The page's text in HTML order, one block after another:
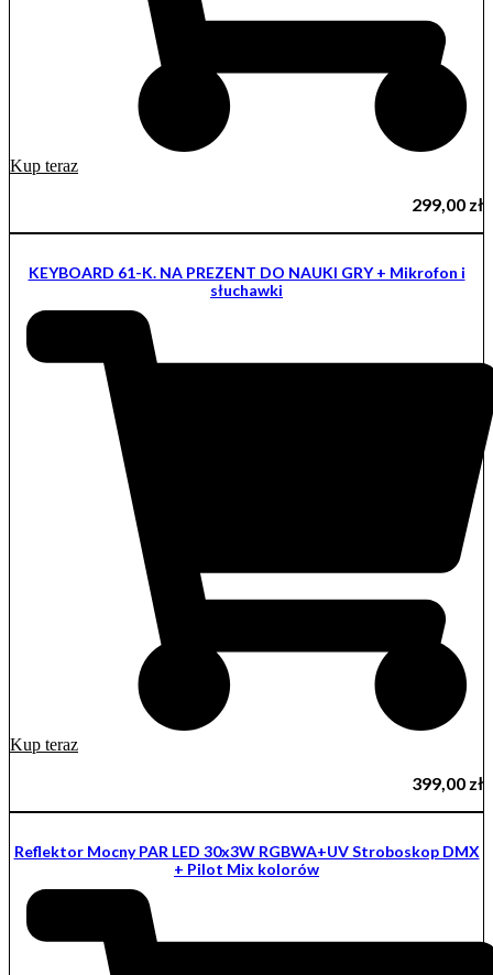
Kup teraz
299,00 zł
KEYBOARD 61-K. NA PREZENT DO NAUKI GRY + Mikrofon i
słuchawki
Kup teraz
399,00 zł
Reflektor Mocny PAR LED 30x3W RGBWA+UV Stroboskop DMX
+ Pilot Mix kolorów